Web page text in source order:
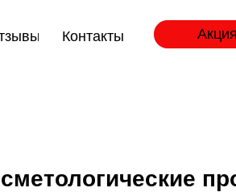
Контакты